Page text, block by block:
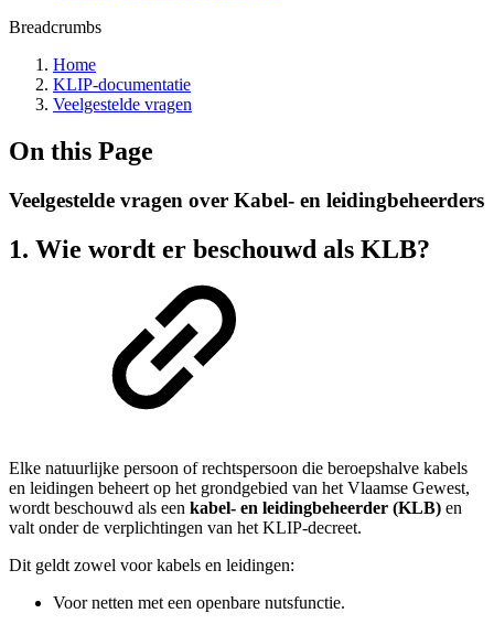
Breadcrumbs
Home
KLIP-documentatie
Veelgestelde vragen
On this Page
Veelgestelde vragen over Kabel- en leidingbeheerders
1. Wie wordt er beschouwd als KLB?
Elke natuurlijke persoon of rechtspersoon die beroepshalve kabels
en leidingen beheert op het grondgebied van het Vlaamse Gewest,
wordt beschouwd als een kabel- en leidingbeheerder (KLB) en
valt onder de verplichtingen van het KLIP-decreet.
Dit geldt zowel voor kabels en leidingen:
Voor netten met een openbare nutsfunctie.